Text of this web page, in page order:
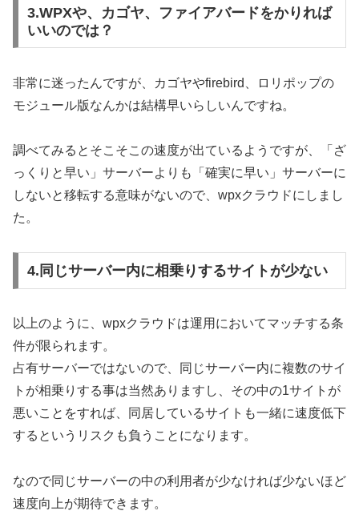
3.WPXや、カゴヤ、ファイアバードをかりれば
いいのでは？
非常に迷ったんですが、カゴヤやfirebird、ロリポップの
モジュール版なんかは結構早いらしいんですね。
調べてみるとそこそこの速度が出ているようですが、「ざ
っくりと早い」サーバーよりも「確実に早い」サーバーに
しないと移転する意味がないので、wpxクラウドにしまし
た。
4.同じサーバー内に相乗りするサイトが少ない
以上のように、wpxクラウドは運用においてマッチする条
件が限られます。
占有サーバーではないので、同じサーバー内に複数のサイ
トが相乗りする事は当然ありますし、その中の1サイトが
悪いことをすれば、同居しているサイトも一緒に速度低下
するというリスクも負うことになります。
なので同じサーバーの中の利用者が少なければ少ないほど
速度向上が期待できます。